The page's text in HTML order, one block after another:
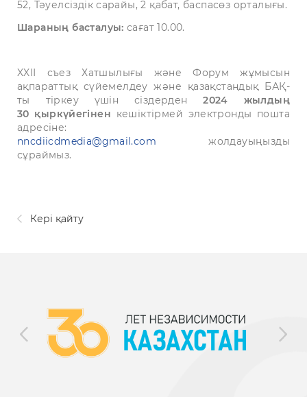
52, Тәуелсіздік сарайы, 2 қабат, баспасөз орталығы.
Шараның басталуы: сағат 10.00.
XXІІ съез Хатшылығы және Форум жұмысын
ақпараттық сүйемелдеу және қазақстандық БАҚ-
ты тіркеу үшін сіздерден2024 жылдың
30 қыркүйегінен кешіктірмей электронды пошта
адресіне:
nncdiicdmedia@gmail.com жолдауыңызды
сұраймыз.
Кері қайту